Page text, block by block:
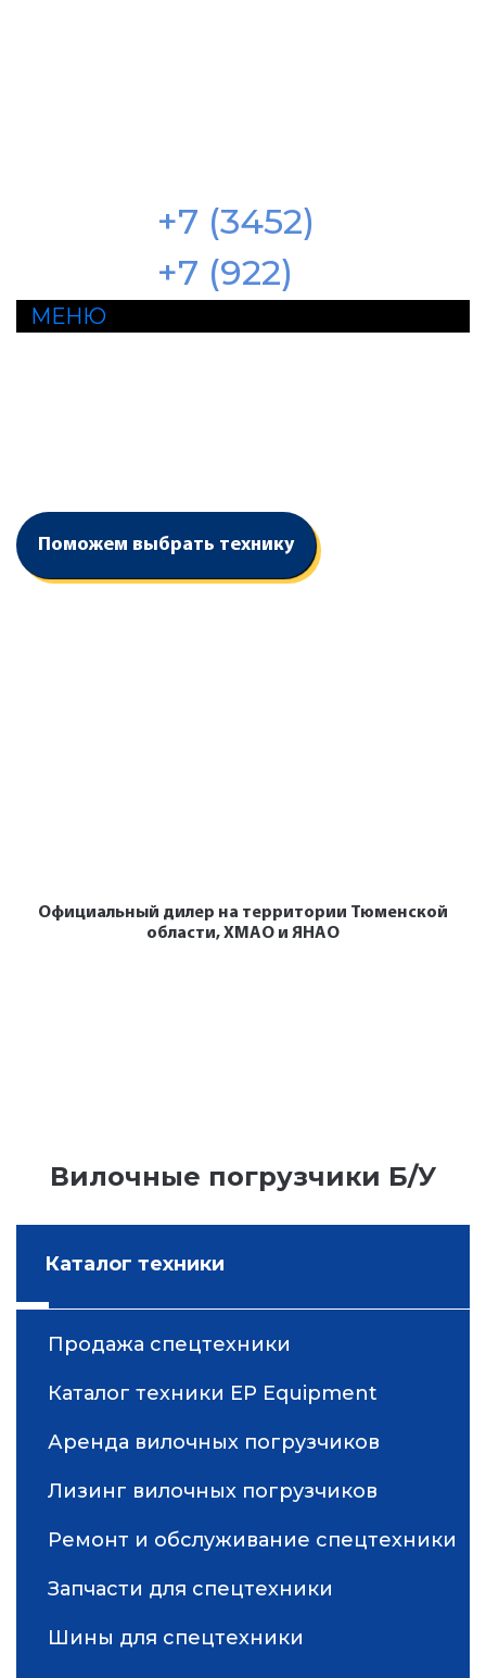
+7 (3452)
+7 (922)
МЕНЮ
Поможем выбрать технику
Официальный дилер на территории Тюменской
области, ХМАО и ЯНАО
Вилочные погрузчики Б/У
Каталог техники
Продажа спецтехники
Каталог техники EP Equipment
Аренда вилочных погрузчиков
Лизинг вилочных погрузчиков
Ремонт и обслуживание спецтехники
Запчасти для спецтехники
Шины для спецтехники